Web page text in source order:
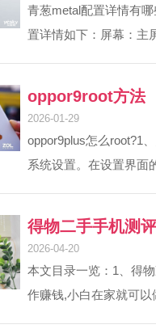
青葱metal配置详情有
置详情如下：屏幕：主
尺寸为150x76x55mm
提及，但描述为轻巧便
摄像头为800万像素，
上，青葱metal采用一体
oppor9root方法
2026-01-29
oppor9plus怎么root?1
系统设置。在设置界面
示进入开发者模式。然
到开发者选项。进入开
试。打开手机USB调试
得物二手手机测
2026-04-20
本文目录一览：1、得
作赚钱,小白在家就可以